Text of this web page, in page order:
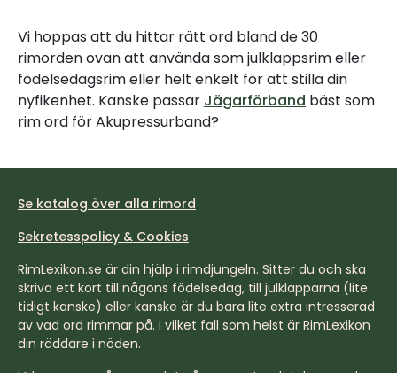
Vi hoppas att du hittar rätt ord bland de 30
rimorden ovan att använda som julklappsrim eller
födelsedagsrim eller helt enkelt för att stilla din
nyfikenhet. Kanske passar Jägarförband bäst som
rim ord för Akupressurband?
Se katalog över alla rimord
Sekretesspolicy & Cookies
RimLexikon.se är din hjälp i rimdjungeln. Sitter du och ska
skriva ett kort till någons födelsedag, till julklapparna (lite
tidigt kanske) eller kanske är du bara lite extra intresserad
av vad ord rimmar på. I vilket fall som helst är RimLexikon
din räddare i nöden.